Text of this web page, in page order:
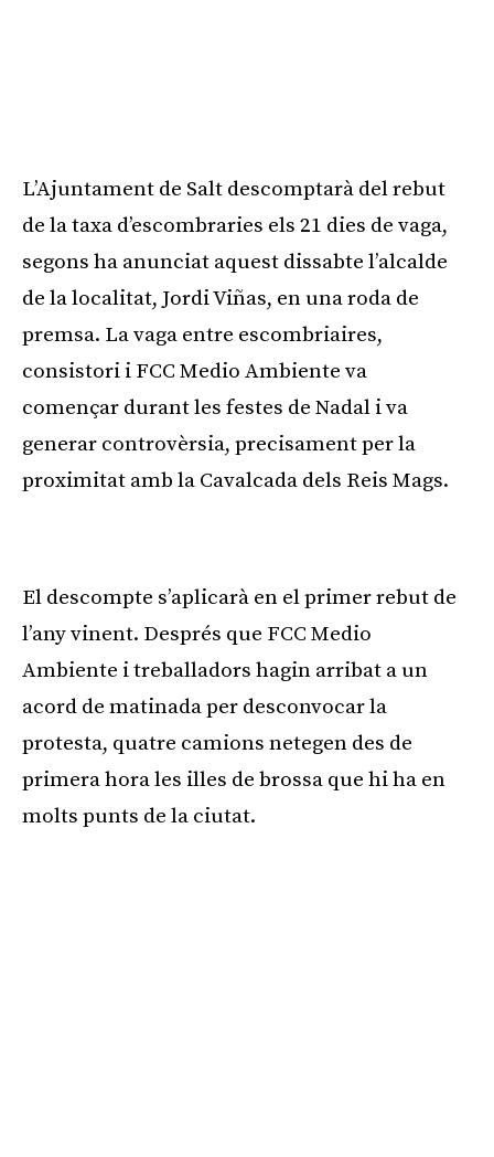
L’Ajuntament de Salt descomptarà del rebut
de la taxa d’escombraries els 21 dies de vaga,
segons ha anunciat aquest dissabte l’alcalde
de la localitat, Jordi Viñas, en una roda de
premsa. La vaga entre escombriaires,
consistori i FCC Medio Ambiente va
començar durant les festes de Nadal i va
generar controvèrsia, precisament per la
proximitat amb la Cavalcada dels Reis Mags.
El descompte s’aplicarà en el primer rebut de
l’any vinent. Després que FCC Medio
Ambiente i treballadors hagin arribat a un
acord de matinada per desconvocar la
protesta, quatre camions netegen des de
primera hora les illes de brossa que hi ha en
molts punts de la ciutat.